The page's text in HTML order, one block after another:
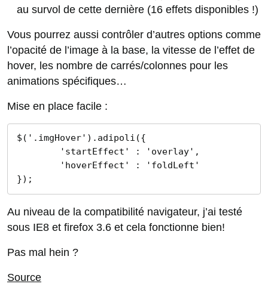
au survol de cette dernière (16 effets disponibles !)
Vous pourrez aussi contrôler d’autres options comme
l’opacité de l’image à la base, la vitesse de l’effet de
hover, les nombre de carrés/colonnes pour les
animations spécifiques…
Mise en place facile :
$('.imgHover').adipoli({
});
Au niveau de la compatibilité navigateur, j’ai testé
sous IE8 et firefox 3.6 et cela fonctionne bien!
Pas mal hein ?
Source